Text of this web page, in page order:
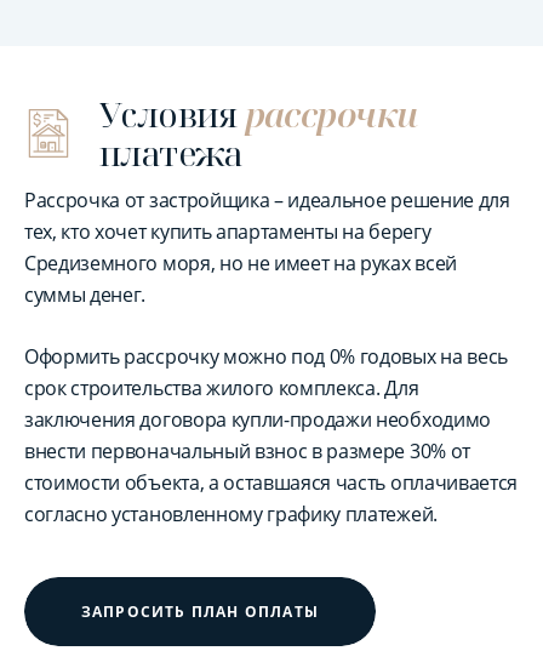
Условиярассрочки
платежа
Рассрочка от застройщика – идеальное решение для
тех, кто хочет купить апартаменты на берегу
Средиземного моря, но не имеет на руках всей
суммы денег.
Оформить рассрочку можно под 0% годовых на весь
срок строительства жилого комплекса. Для
заключения договора купли-продажи необходимо
внести первоначальный взнос в размере 30% от
стоимости объекта, а оставшаяся часть оплачивается
согласно установленному графику платежей.
ЗАПРОСИТЬ ПЛАН ОПЛАТЫ